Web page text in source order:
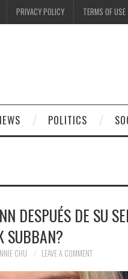
PRIVACY POLICY TERMS OF USE
POLITICS
DESPUÉS DE SU
SUBBAN?
CHU LEAVE A COMMENT